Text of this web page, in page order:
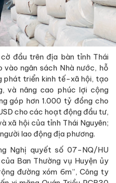
đầu trên địa bàn tỉnh Thái
vào ngân sách Nhà nước, hỗ
phát triển kinh tế-xã hội, tạo
và nâng cao phúc lợi cộng
góp hơn 1.000 tỷ đồng cho
cho các hoạt động đầu tư,
xã hội của tỉnh Thái Nguyên;
lao động địa phương.
Nghị quyết số 07-NQ/HU
Ban Thường vụ Huyện ủy
đường xóm 6m”, Công ty